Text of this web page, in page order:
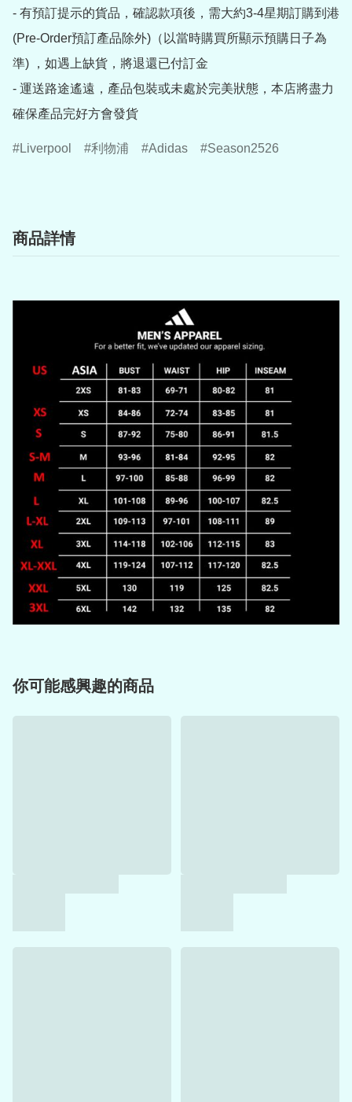
- 有預訂提示的貨品，確認款項後，需大約3-4星期訂購到港
(Pre-Order預訂產品除外)（以當時購買所顯示預購日子為
準) ，如遇上缺貨，將退還已付訂金
- 運送路途遙遠，產品包裝或未處於完美狀態，本店將盡力
確保產品完好方會發貨
Liverpool 利物浦 Adidas Season2526
商品詳情
你可能感興趣的商品